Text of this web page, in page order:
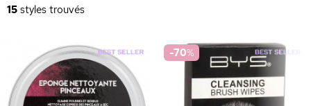
15 styles trouvés
-70%